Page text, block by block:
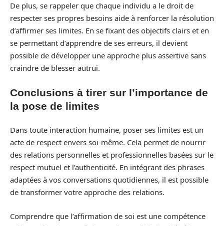
De plus, se rappeler que chaque individu a le droit de
respecter ses propres besoins aide à renforcer la résolution
d’affirmer ses limites. En se fixant des objectifs clairs et en
se permettant d’apprendre de ses erreurs, il devient
possible de développer une approche plus assertive sans
craindre de blesser autrui.
Conclusions à tirer sur l’importance de
la pose de limites
Dans toute interaction humaine, poser ses limites est un
acte de respect envers soi-même. Cela permet de nourrir
des relations personnelles et professionnelles basées sur le
respect mutuel et l’authenticité. En intégrant des phrases
adaptées à vos conversations quotidiennes, il est possible
de transformer votre approche des relations.
Comprendre que l’affirmation de soi est une compétence